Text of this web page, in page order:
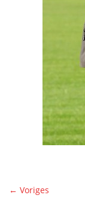
← Voriges